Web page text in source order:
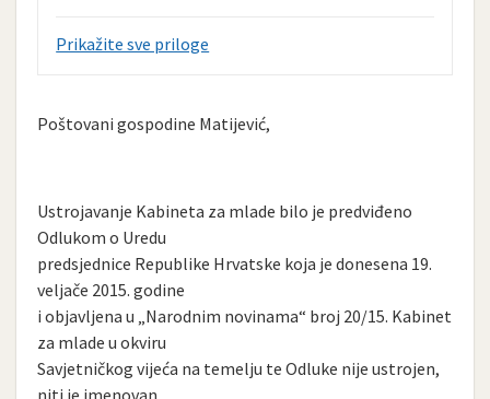
Prikažite sve priloge
Poštovani gospodine Matijević,
Ustrojavanje Kabineta za mlade bilo je predviđeno
Odlukom o Uredu
predsjednice Republike Hrvatske koja je donesena 19.
veljače 2015. godine
i objavljena u „Narodnim novinama“ broj 20/15. Kabinet
za mlade u okviru
Savjetničkog vijeća na temelju te Odluke nije ustrojen,
niti je imenovan